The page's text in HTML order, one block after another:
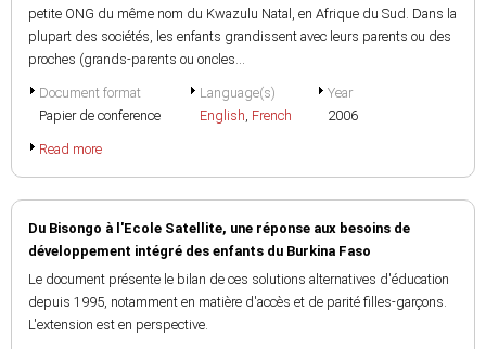
petite ONG du même nom du Kwazulu Natal, en Afrique du Sud. Dans la
plupart des sociétés, les enfants grandissent avec leurs parents ou des
proches (grands-parents ou oncles...
Document format
Papier de conference
Language(s)
English, French
Year
2006
Read more
Du Bisongo à l'Ecole Satellite, une réponse aux besoins de
développement intégré des enfants du Burkina Faso
Le document présente le bilan de ces solutions alternatives d'éducation
depuis 1995, notamment en matière d'accès et de parité filles-garçons.
L'extension est en perspective.